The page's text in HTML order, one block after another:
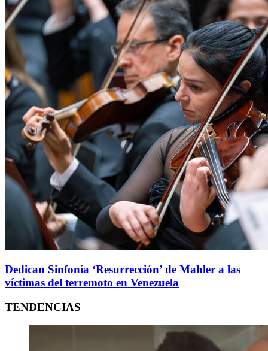
Dedican Sinfonía ‘Resurrección’ de Mahler a las
víctimas del terremoto en Venezuela
TENDENCIAS